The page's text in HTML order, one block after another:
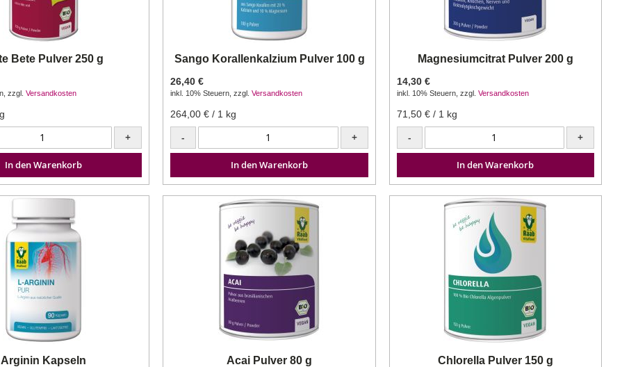
Bete Pulver 250 g
,zzgl.Versandkosten
+
In den Warenkorb
Sango Korallenkalzium Pulver 100 g
26,40 €
inkl. 10% Steuern ,zzgl.Versandkosten
264,00 € / 1 kg
- +
In den Warenkorb
Magnesiumcitrat Pulver 200 g
14,30 €
inkl. 10% Steuern, zzgl. Versandkosten
71,50 €/ 1 kg
- +
In den Warenkorb
Arginin Kapseln Acai Pulver 80 g Chlorella Pulver 150 g